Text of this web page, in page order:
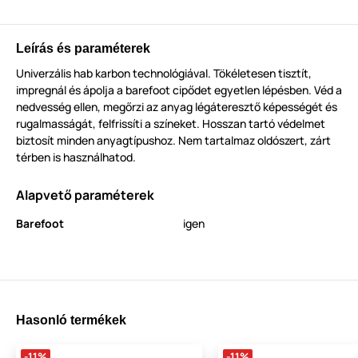
Leírás és paraméterek
Univerzális hab karbon technológiával. Tökéletesen tisztít,
impregnál és ápolja a barefoot cipődet egyetlen lépésben. Véd a
nedvesség ellen, megőrzi az anyag légáteresztő képességét és
rugalmasságát, felfrissíti a színeket. Hosszan tartó védelmet
biztosít minden anyagtípushoz. Nem tartalmaz oldószert, zárt
térben is használhatod.
Alapvető paraméterek
Barefoot igen
Hasonló termékek